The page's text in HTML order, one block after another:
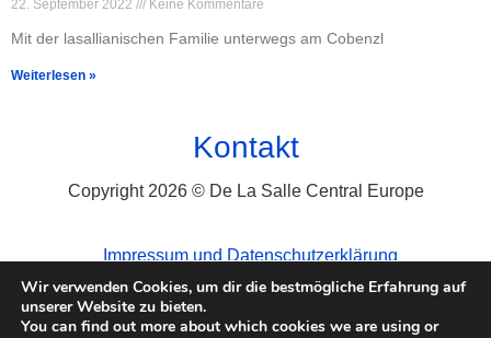
22. September 2022 Keine Kommentare
Mit der lasallianischen Familie unterwegs am Cobenzl
Weiterlesen »
Kontakt
Copyright 2026 © De La Salle Central Europe
Impressum und Datenschutzerklärung
Wir verwenden Cookies, um dir die bestmögliche Erfahrung auf
unserer Website zu bieten.
You can find out more about which cookies we are using or